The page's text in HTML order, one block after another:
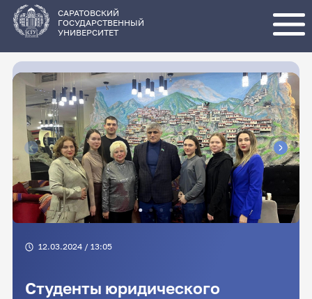
основному
содержанию
САРАТОВСКИЙ
ГОСУДАРСТВЕННЫЙ
УНИВЕРСИТЕТ
12.03.2024 / 13:05
Студенты юридического